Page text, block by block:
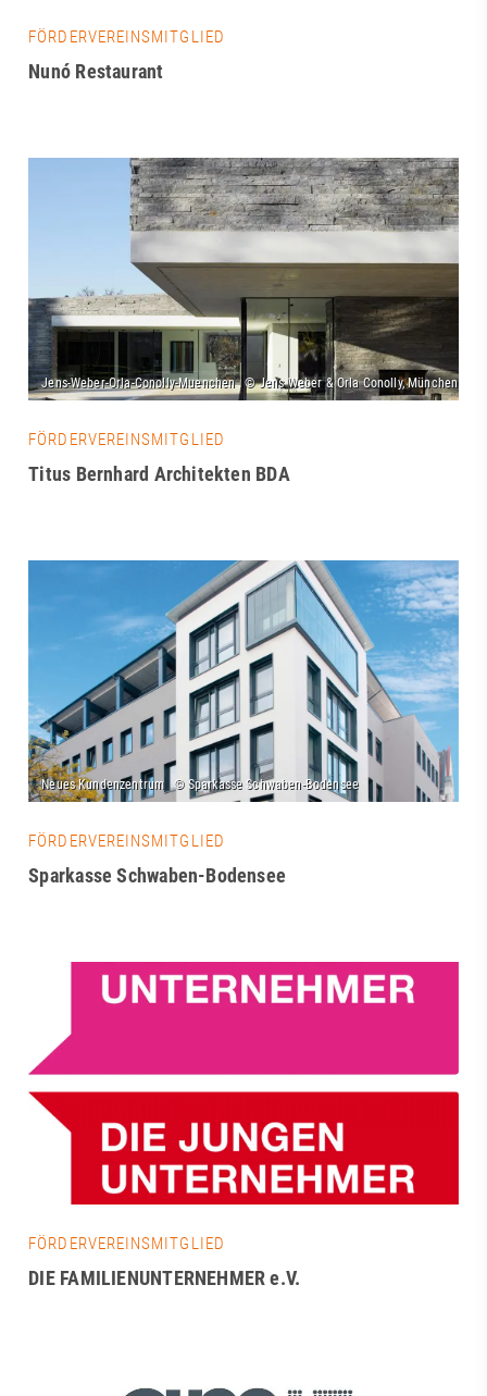
FÖRDERVEREINSMITGLIED
Nunó Restaurant
FÖRDERVEREINSMITGLIED
Titus Bernhard Architekten BDA
FÖRDERVEREINSMITGLIED
Sparkasse Schwaben-Bodensee
FÖRDERVEREINSMITGLIED
DIE FAMILIENUNTERNEHMER e.V.